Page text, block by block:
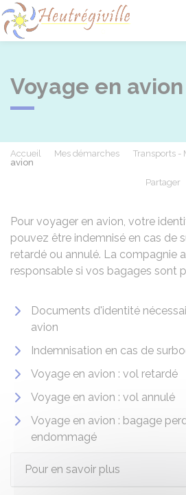
Voyage en avion
Accueil Mes démarches Transports -
avion
Partager
Pour voyager en avion, votre
pouvez être indemnisé en cas de
retardé ou annulé. La compagnie
responsable si vos bagages sont
Documents d'identité
avion
Indemnisation en cas de
Voyage en avion : vol retardé
Voyage en avion : vol annulé
Voyage en avion : bagage
endommagé
Pour en savoir plus